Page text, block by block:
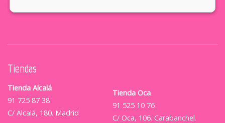
Tiendas
Tienda Alcalá
91 725 87 38
C/ Alcalá, 180. Madrid
Tienda Oca
91 525 10 76
C/ Oca, 106. Carabanchel.